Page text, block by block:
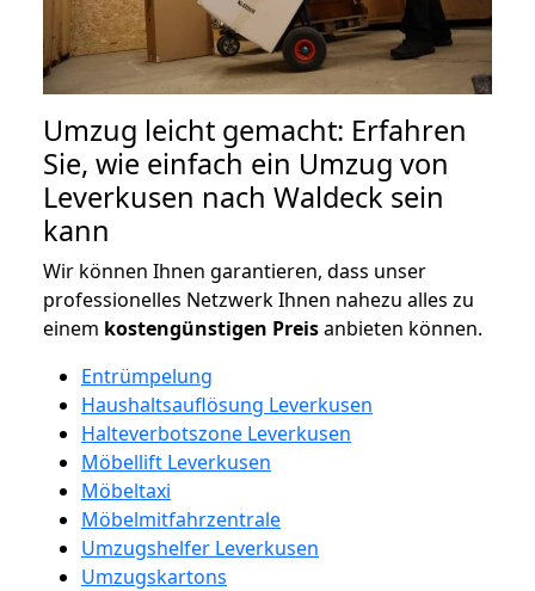
Umzug leicht gemacht: Erfahren
Sie, wie einfach ein Umzug von
Leverkusen nach Waldeck sein
kann
Wir können Ihnen garantieren, dass unser
professionelles Netzwerk Ihnen nahezu alles zu
einem kostengünstigen Preisanbieten können.
Entrümpelung
Haushaltsauflösung Leverkusen
Halteverbotszone Leverkusen
Möbellift Leverkusen
Möbeltaxi
Möbelmitfahrzentrale
Umzugshelfer Leverkusen
Umzugskartons